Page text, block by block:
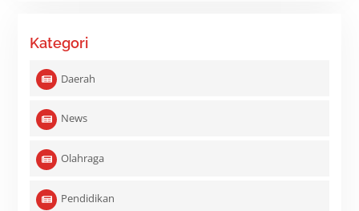
Kategori
Daerah
News
Olahraga
Pendidikan